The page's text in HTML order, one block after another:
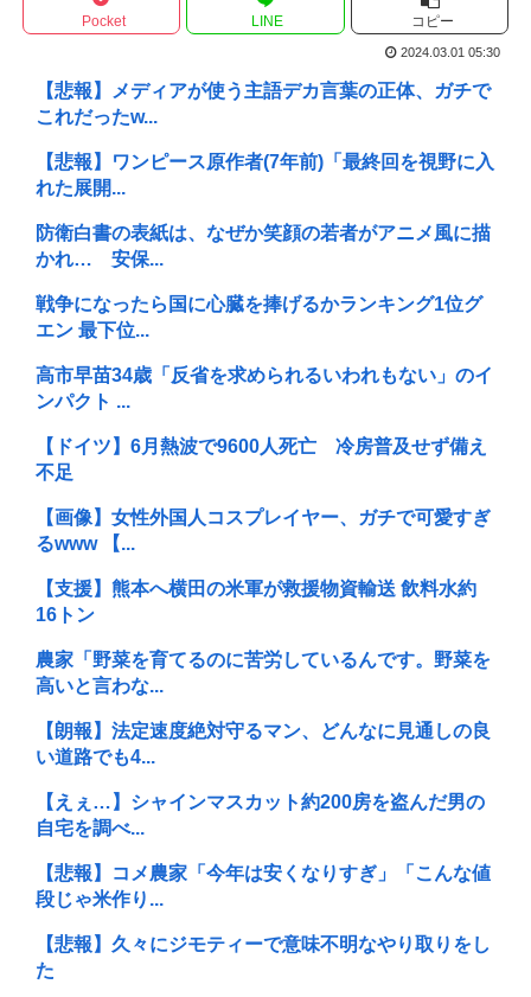
Pocket LINE コピー
2024.03.01 05:30
【悲報】メディアが使う主語デカ言葉の正体、ガチで
これだったw...
【悲報】ワンピース原作者(7年前)「最終回を視野に入
れた展開...
防衛白書の表紙は、なぜか笑顔の若者がアニメ風に描
かれ… 安保...
戦争になったら国に心臓を捧げるかランキング1位グ
エン 最下位...
高市早苗34歳「反省を求められるいわれもない」のイ
ンパクト ...
【ドイツ】6月熱波で9600人死亡 冷房普及せず備え
不足
【画像】女性外国人コスプレイヤー、ガチで可愛すぎ
るwww 【...
【支援】熊本へ横田の米軍が救援物資輸送 飲料水約
16トン
農家「野菜を育てるのに苦労しているんです。野菜を
高いと言わな...
【朗報】法定速度絶対守るマン、どんなに見通しの良
い道路でも4...
【えぇ…】シャインマスカット約200房を盗んだ男の
自宅を調べ...
【悲報】コメ農家「今年は安くなりすぎ」「こんな値
段じゃ米作り...
【悲報】久々にジモティーで意味不明なやり取りをし
た